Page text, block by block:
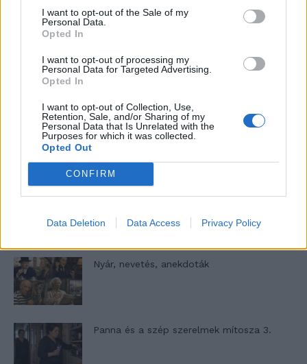
I want to opt-out of the Sale of my
Personal Data.
Opted In
I want to opt-out of processing my
Personal Data for Targeted Advertising.
Opted In
I want to opt-out of Collection, Use,
Retention, Sale, and/or Sharing of my
Personal Data that Is Unrelated with the
Purposes for which it was collected.
Opted Out
CONFIRM
Data Deletion Data Access Privacy Policy
gyűjteménye
Elyna Robbs: Adéle és az örökölt árnyak
Woody Allen megosztó zsenialitása
A világ legismertebb ruhái
Nyár, nevetés, anekdoták
Panna és a szép szerelmek mítosza 3.